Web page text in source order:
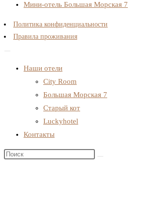
Мини-отель Большая Морская 7
Политика конфиденциальности
Правила проживания
Наши отели
City Room
Большая Морская 7
Старый кот
Luckyhotel
Контакты